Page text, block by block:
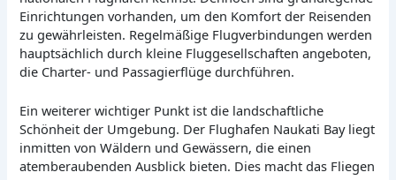
Einrichtungen vorhanden, um den Komfort der Reisenden
zu gewährleisten. Regelmäßige Flugverbindungen werden
hauptsächlich durch kleine Fluggesellschaften angeboten,
die Charter- und Passagierflüge durchführen.
Ein weiterer wichtiger Punkt ist die landschaftliche
Schönheit der Umgebung. Der Flughafen Naukati Bay liegt
inmitten von Wäldern und Gewässern, die einen
atemberaubenden Ausblick bieten. Dies macht das Fliegen